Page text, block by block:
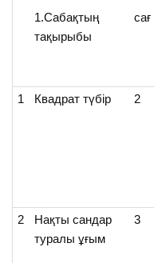
1.Сабақтың
тақырыбы
сағ
1 Квадрат түбір 2
2
Нақты сандар
туралы ұғым
3